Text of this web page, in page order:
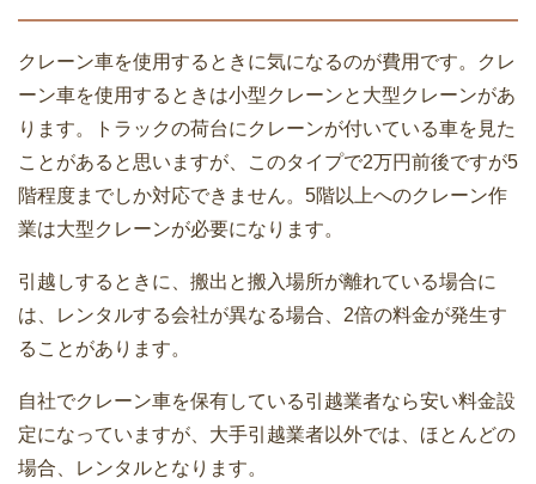
引っ越しをスムーズに終わらせる当日の
13の段取り術
リットとデメリットを確認しよう
引越しにより旧居を退去するときに注意
が必要な家賃トラブル
引っ越しをスムーズに進めるなら業者も
使ってストレス無く
引越し業者を選んだ理由は何？何を優先
した？
クレーン車を使用するときに気になるのが費用です。クレ
ーン車を使用するときは小型クレーンと大型クレーンがあ
ります。トラックの荷台にクレーンが付いている車を見た
ことがあると思いますが、このタイプで2万円前後ですが5
階程度までしか対応できません。5階以上へのクレーン作
業は大型クレーンが必要になります。
引越しするときに、搬出と搬入場所が離れている場合に
は、レンタルする会社が異なる場合、2倍の料金が発生す
ることがあります。
自社でクレーン車を保有している引越業者なら安い料金設
定になっていますが、大手引越業者以外では、ほとんどの
場合、レンタルとなります。